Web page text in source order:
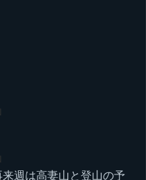
週は高妻山と登山の予